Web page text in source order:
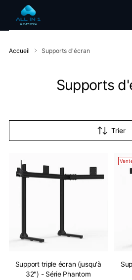
Accueil Supports d'écran
Supports
Trier
Support triple écran (jusqu'à
32") - Série Phantom